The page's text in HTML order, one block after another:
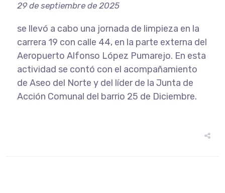
29 de septiembre de 2025
se llevó a cabo una jornada de limpieza en la
carrera 19 con calle 44, en la parte externa del
Aeropuerto Alfonso López Pumarejo. En esta
actividad se contó con el acompañamiento
de Aseo del Norte y del líder de la Junta de
Acción Comunal del barrio 25 de Diciembre.